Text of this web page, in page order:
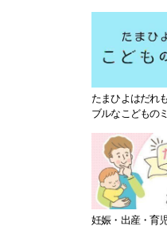
たまひよはだれ
ブルなこどもの
妊娠・出産・育